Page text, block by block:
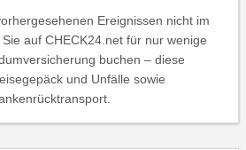
Ereignissen nicht im
auf CHECK24.net für nur wenige
buchen – diese
und Unfälle sowie